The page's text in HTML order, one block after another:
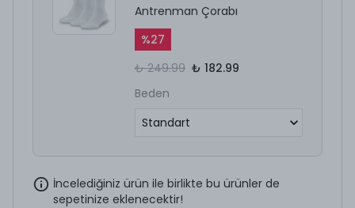
Antrenman Çorabı
%27
₺ 249.99 ₺ 182.99
Beden
İncelediğiniz ürün ile birlikte bu ürünler de
sepetinize eklenecektir!